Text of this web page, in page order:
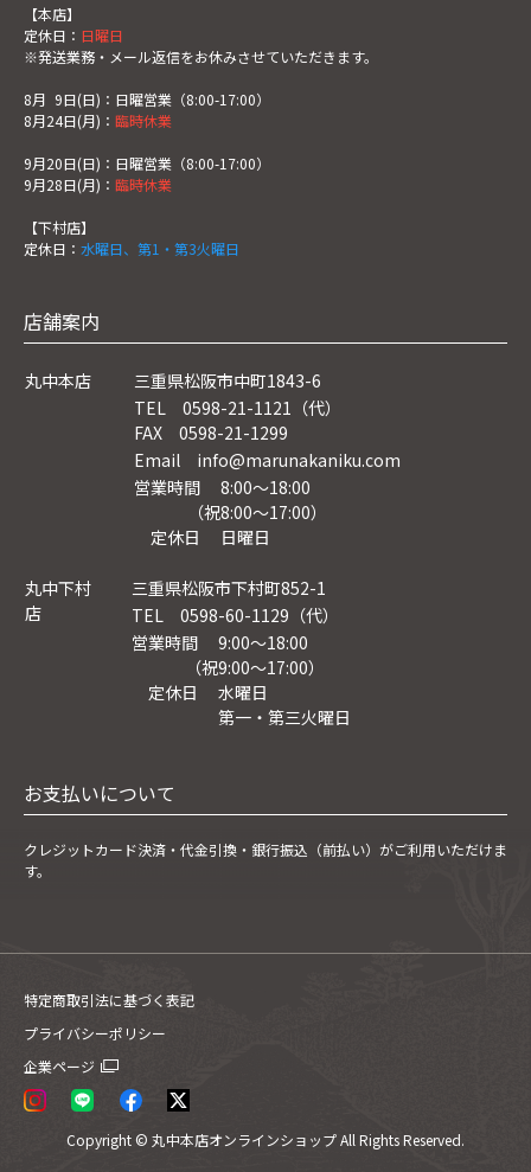
【本店】
定休日： 日曜日
※発送業務・メール返信をお休みさせていただきます。
8月 9日(日)：日曜営業（8:00-17:00）
8月24日(月)： 臨時休業
9月20日(日)：日曜営業（8:00-17:00）
9月28日(月)： 臨時休業
【下村店】
定休日： 水曜日、第1・第3火曜日
店舗案内
丸中本店
三重県松阪市中町1843-6
TEL 0598-21-1121（代）
FAX 0598-21-1299
Email info@marunakaniku.com
営業時間 8:00～18:00
（祝8:00〜17:00）
定休日 日曜日
丸中下村
店
三重県松阪市下村町852-1
TEL 0598-60-1129（代）
営業時間 9:00～18:00
（祝9:00〜17:00）
定休日 水曜日
第一・第三火曜日
お支払いについて
クレジットカード決済・ 代金引換・銀行振込（前払い）がご利用いただけま
す。
特定商取引法に基づく表記
プライバシーポリシー
企業ページ
Copyright © 丸中本店オンラインショップAll Rights Reserved.